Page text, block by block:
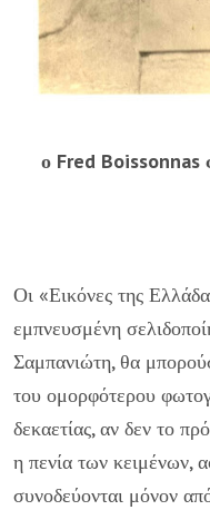
ο Fred Boissonnas
Οι «Εικόνες της
εμπνευσμένη
Σαμπανιώτη, θα
του ομορφότερου
δεκαετίας, αν δεν το
η πενία των κειμένων,
συνοδεύονται μόνον